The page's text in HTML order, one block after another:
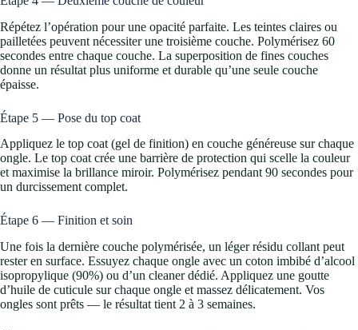
Répétez l’opération pour une opacité parfaite. Les teintes claires ou
pailletées peuvent nécessiter une troisième couche. Polymérisez 60
secondes entre chaque couche. La superposition de fines couches
donne un résultat plus uniforme et durable qu’une seule couche
épaisse.
Étape 5 — Pose du top coat
Appliquez le top coat (gel de finition) en couche généreuse sur chaque
ongle. Le top coat crée une barrière de protection qui scelle la couleur
et maximise la brillance miroir. Polymérisez pendant 90 secondes pour
un durcissement complet.
Étape 6 — Finition et soin
Une fois la dernière couche polymérisée, un léger résidu collant peut
rester en surface. Essuyez chaque ongle avec un coton imbibé d’alcool
isopropylique (90%) ou d’un cleaner dédié. Appliquez une goutte
d’huile de cuticule sur chaque ongle et massez délicatement. Vos
ongles sont prêts — le résultat tient 2 à 3 semaines.